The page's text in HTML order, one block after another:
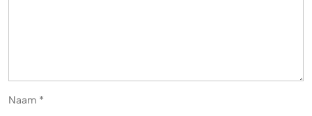
Naam *